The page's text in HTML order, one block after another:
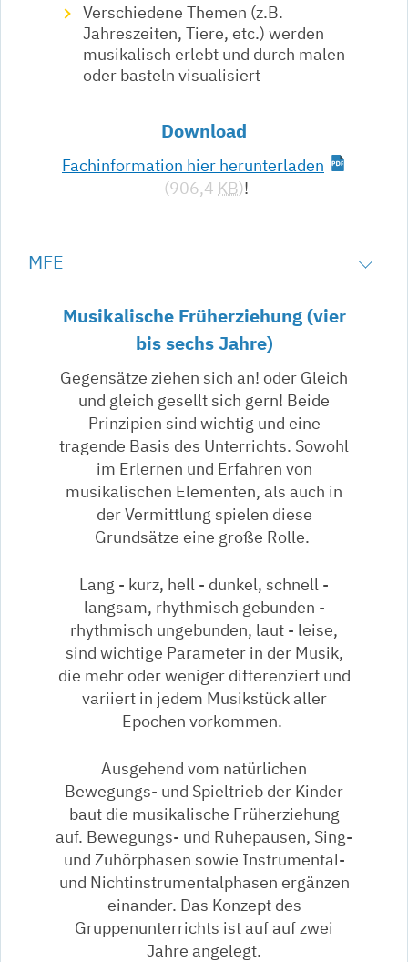
Verschiedene Themen (z.B.
Jahreszeiten, Tiere, etc.) werden
musikalisch erlebt und durch malen
oder basteln visualisiert
Download
Fachinformation hier herunterladen
(906,4 KB)!
MFE
Musikalische Früherziehung (vier
bis sechs Jahre)
Gegensätze ziehen sich an! oder Gleich
und gleich gesellt sich gern! Beide
Prinzipien sind wichtig und eine
tragende Basis des Unterrichts. Sowohl
im Erlernen und Erfahren von
musikalischen Elementen, als auch in
der Vermittlung spielen diese
Grundsätze eine große Rolle.
Lang - kurz, hell - dunkel, schnell -
langsam, rhythmisch gebunden -
rhythmisch ungebunden, laut - leise,
sind wichtige Parameter in der Musik,
die mehr oder weniger differenziert und
variiert in jedem Musikstück aller
Epochen vorkommen.
Ausgehend vom natürlichen
Bewegungs- und Spieltrieb der Kinder
baut die musikalische Früherziehung
auf. Bewegungs- und Ruhepausen, Sing-
und Zuhörphasen sowie Instrumental-
und Nichtinstrumentalphasen ergänzen
einander. Das Konzept des
Gruppenunterrichts ist auf auf zwei
Jahre angelegt.